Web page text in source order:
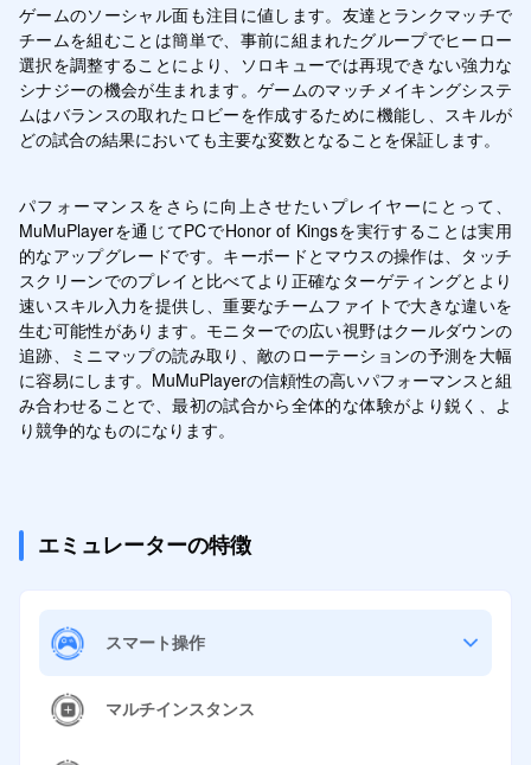
ゲームのソーシャル面も注目に値します。友達とランクマッチで
チームを組むことは簡単で、事前に組まれたグループでヒーロー
選択を調整することにより、ソロキューでは再現できない強力な
シナジーの機会が生まれます。ゲームのマッチメイキングシステ
ムはバランスの取れたロビーを作成するために機能し、スキルが
どの試合の結果においても主要な変数となることを保証します。
パフォーマンスをさらに向上させたいプレイヤーにとって、
MuMuPlayerを通じてPCでHonor of Kingsを実行することは実用
的なアップグレードです。キーボードとマウスの操作は、タッチ
スクリーンでのプレイと比べてより正確なターゲティングとより
速いスキル入力を提供し、重要なチームファイトで大きな違いを
生む可能性があります。モニターでの広い視野はクールダウンの
追跡、ミニマップの読み取り、敵のローテーションの予測を大幅
に容易にします。MuMuPlayerの信頼性の高いパフォーマンスと組
み合わせることで、最初の試合から全体的な体験がより鋭く、よ
り競争的なものになります。
エミュレーターの特徴
スマート操作
マルチインスタンス